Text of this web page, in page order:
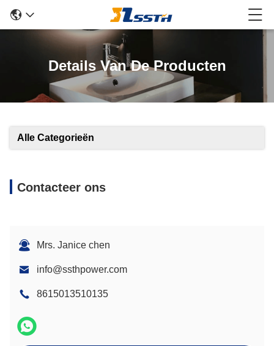
Details Van De Producten
Alle Categorieën
Contacteer ons
Mrs. Janice chen
info@ssthpower.com
8615013510135